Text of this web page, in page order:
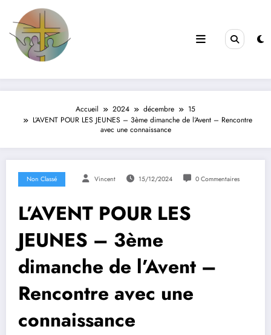
Filles de la Croix
Accueil 2024 décembre
15
L’AVENT POUR LES JEUNES – 3ème dimanche de l’Avent – Rencontre
avec une connaissance
Non Classé Vincent 15/12/2024 0 Commentaires
L’AVENT POUR LES
JEUNES – 3ème
dimanche de l’Avent –
Rencontre avec une
connaissance